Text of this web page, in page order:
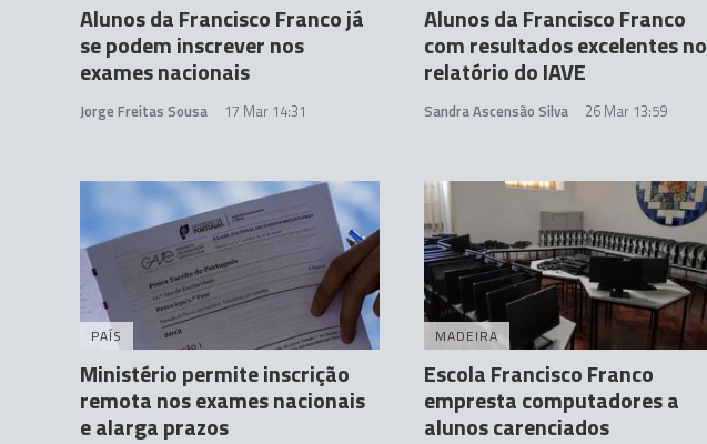
Alunos da Francisco Franco já
se podem inscrever nos
exames nacionais
Jorge Freitas Sousa 17 Mar 14:31
Alunos da Francisco Franco
com resultados excelentes no
relatório do IAVE
Sandra Ascensão Silva 26 Mar 13:59
PAÍS
Ministério permite inscrição
remota nos exames nacionais
e alarga prazos
MADEIRA
Escola Francisco Franco
empresta computadores a
alunos carenciados